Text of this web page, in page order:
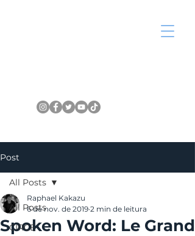
Post
All Posts
CIRCE
All Posts
Spoken Word: Le Grand
Raphael Kakazu
6 de nov. de 2019 2 min de leitura